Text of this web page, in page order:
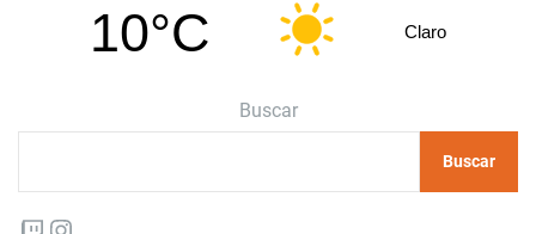
10°C Claro
Buscar
Buscar
Twitch